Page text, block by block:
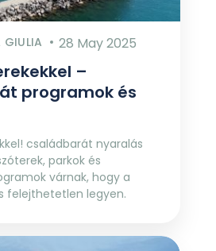
GIULIA 28 May 2025
–
programok és
családbarát nyaralás
parkok és
várnak, hogy a
felejthetetlen legyen.